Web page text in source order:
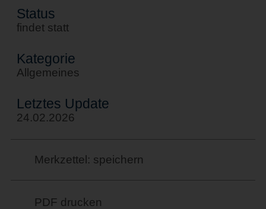
Status
findet statt
Kategorie
Allgemeines
Letztes Update
24.02.2026
Merkzettel: speichern
PDF drucken